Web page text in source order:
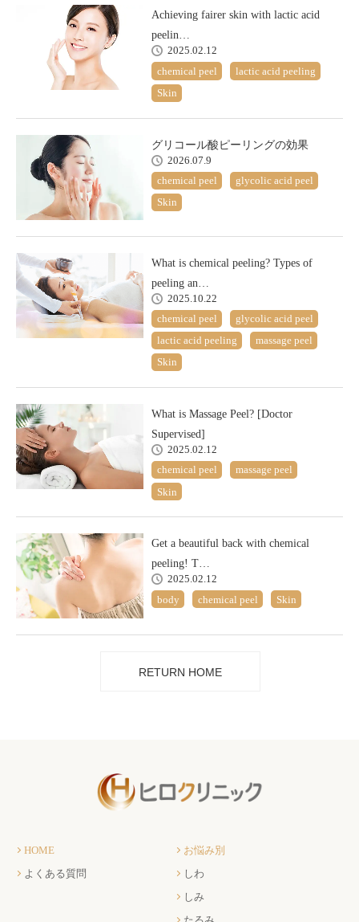
Achieving fairer skin with lactic acid
peelin…
2025.02.12
chemical peel
lactic acid peeling
Skin
グリコール酸ピーリングの効果
2026.07.9
chemical peel
glycolic acid peel
Skin
What is chemical peeling? Types of
peeling an…
2025.10.22
chemical peel
glycolic acid peel
lactic acid peeling
massage peel
Skin
What is Massage Peel? [Doctor
Supervised]
2025.02.12
chemical peel
massage peel
Skin
Get a beautiful back with chemical
peeling! T…
2025.02.12
body
chemical peel Skin
RETURN HOME
HOME
よくある質問
お悩み別
しわ
しみ